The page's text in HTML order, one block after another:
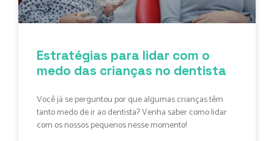
Estratégias para lidar com o
medo das crianças no dentista
Você já se perguntou por que algumas crianças têm
tanto medo de ir ao dentista? Venha saber como lidar
com os nossos pequenos nesse momento!